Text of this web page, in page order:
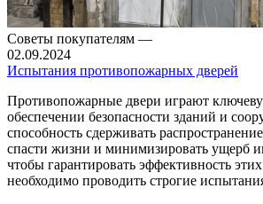
Советы покупателям —
02.09.2024
Испытания противопожарных дверей
Противопожарные двери играют
обеспечении безопасности зданий и
способность сдерживать
спасти жизни и минимизировать ущерб
чтобы гарантировать эффективность
необходимо проводить строгие